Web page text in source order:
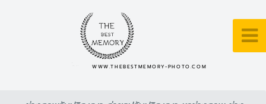
WWW.THEBESTMEMORY-PHOTO.COM